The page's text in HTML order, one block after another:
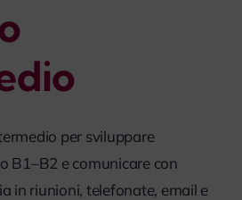
per sviluppare
B1–B2 e comunicare con
in riunioni, telefonate, email e